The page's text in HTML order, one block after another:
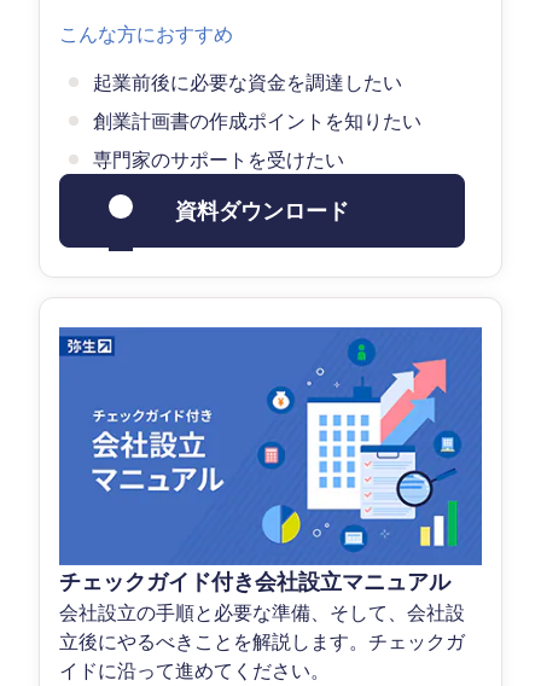
こんな方におすすめ
起業前後に必要な資金を調達したい
創業計画書の作成ポイントを知りたい
専門家のサポートを受けたい
資料ダウンロード
チェックガイド付き会社設立マニュアル
会社設立の手順と必要な準備、そして、会社設
立後にやるべきことを解説します。チェックガ
イドに沿って進めてください。